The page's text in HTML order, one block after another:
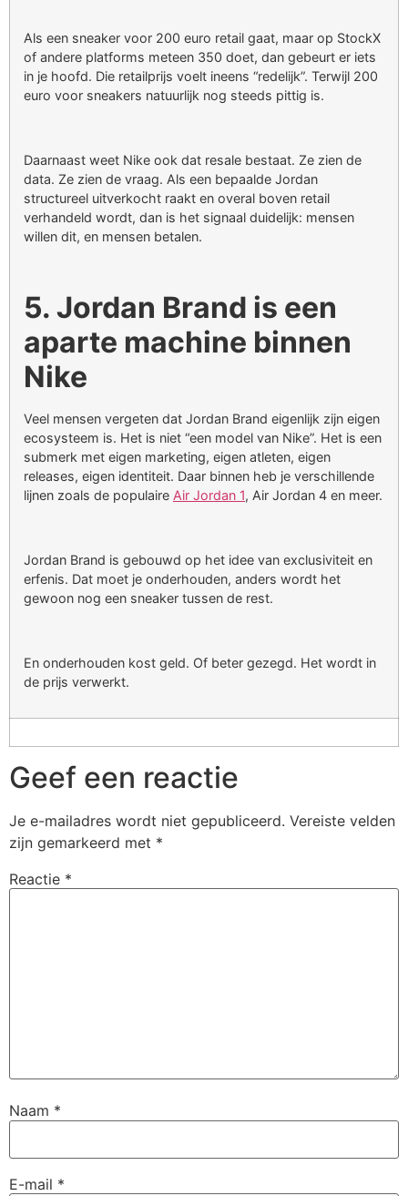
Als een sneaker voor 200 euro retail gaat, maar op StockX
of andere platforms meteen 350 doet, dan gebeurt er iets
in je hoofd. Die retailprijs voelt ineens “redelijk”. Terwijl 200
euro voor sneakers natuurlijk nog steeds pittig is.
Daarnaast weet Nike ook dat resale bestaat. Ze zien de
data. Ze zien de vraag. Als een bepaalde Jordan
structureel uitverkocht raakt en overal boven retail
verhandeld wordt, dan is het signaal duidelijk: mensen
willen dit, en mensen betalen.
5. Jordan Brand is een
aparte machine binnen
Nike
Veel mensen vergeten dat Jordan Brand eigenlijk zijn eigen
ecosysteem is. Het is niet “een model van Nike”. Het is een
submerk met eigen marketing, eigen atleten, eigen
releases, eigen identiteit. Daar binnen heb je verschillende
lijnen zoals de populaire Air Jordan 1, Air Jordan 4 en meer.
Jordan Brand is gebouwd op het idee van exclusiviteit en
erfenis. Dat moet je onderhouden, anders wordt het
gewoon nog een sneaker tussen de rest.
En onderhouden kost geld. Of beter gezegd. Het wordt in
de prijs verwerkt.
Geef een reactie
Je e-mailadres wordt niet gepubliceerd. Vereiste velden
zijn gemarkeerd met *
Reactie *
Naam *
E-mail *